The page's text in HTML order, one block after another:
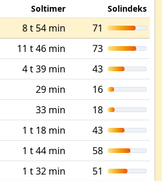
Soltimer Solindeks
8 t 54 min
71
11 t 46 min
73
4 t 39 min
43
29 min
16
33 min
18
1 t 18 min
43
1 t 44 min
58
1 t 32 min
51